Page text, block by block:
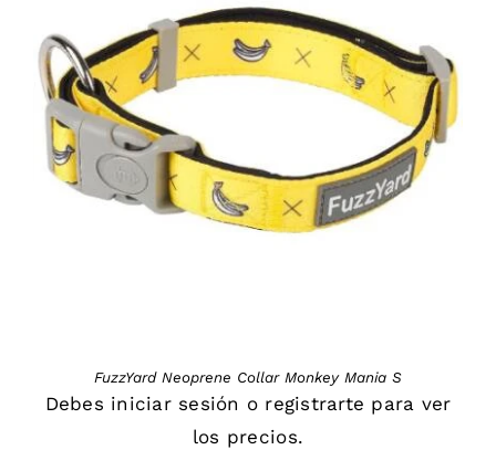
FuzzYard Neoprene Collar Monkey Mania S
Debes iniciar sesión o registrarte para ver
los precios.